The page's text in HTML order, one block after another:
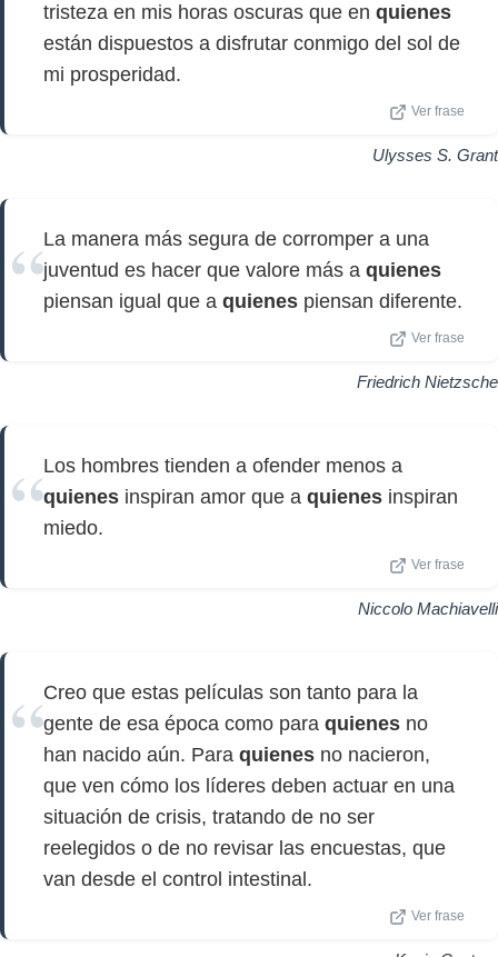
tristeza en mis horas oscuras que en quienes
están dispuestos a disfrutar conmigo del sol de
mi prosperidad.
Ver frase
Ulysses S. Grant
La manera más segura de corromper a una
juventud es hacer que valore más a quienes
piensan igual que a quienes piensan diferente.
Ver frase
Friedrich Nietzsche
Los hombres tienden a ofender menos a
quienes inspiran amor que a quienes inspiran
miedo.
Ver frase
Niccolo Machiavelli
Creo que estas películas son tanto para la
gente de esa época como para quienes no
han nacido aún. Para quienes no nacieron,
que ven cómo los líderes deben actuar en una
situación de crisis, tratando de no ser
reelegidos o de no revisar las encuestas, que
van desde el control intestinal.
Ver frase